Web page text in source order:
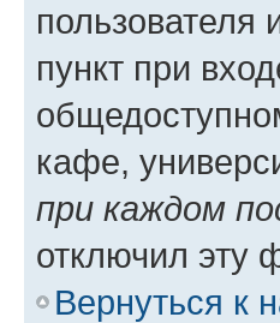
пункт при
кафе,
при каждом
отключил эту
Вернуться к